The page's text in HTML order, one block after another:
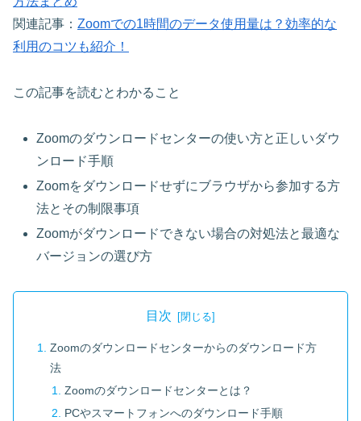
関連記事： Zoomでの1時間のデータ使用量は？効率的な
利用のコツも紹介！
この記事を読むとわかること
Zoomのダウンロードセンターの使い方と正しいダウ
ンロード手順
Zoomをダウンロードせずにブラウザから参加する方
法とその制限事項
Zoomがダウンロードできない場合の対処法と最適な
バージョンの選び方
目次
Zoomのダウンロードセンターからのダウンロード方
法
Zoomのダウンロードセンターとは？
PCやスマートフォンへのダウンロード手順